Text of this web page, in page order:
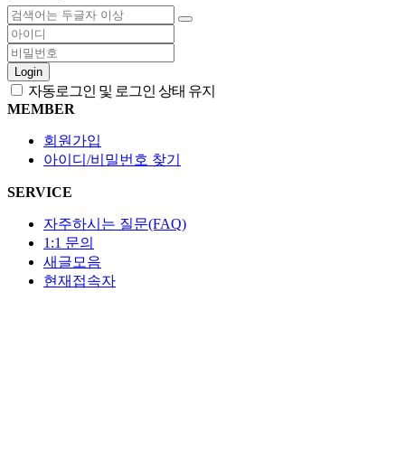
Login
자동로그인 및 로그인 상태 유지
MEMBER
회원가입
아이디/비밀번호 찾기
SERVICE
자주하시는 질문(FAQ)
1:1 문의
새글모음
현재접속자